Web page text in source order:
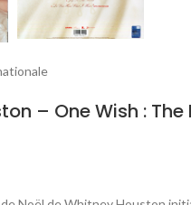
– One Wish :